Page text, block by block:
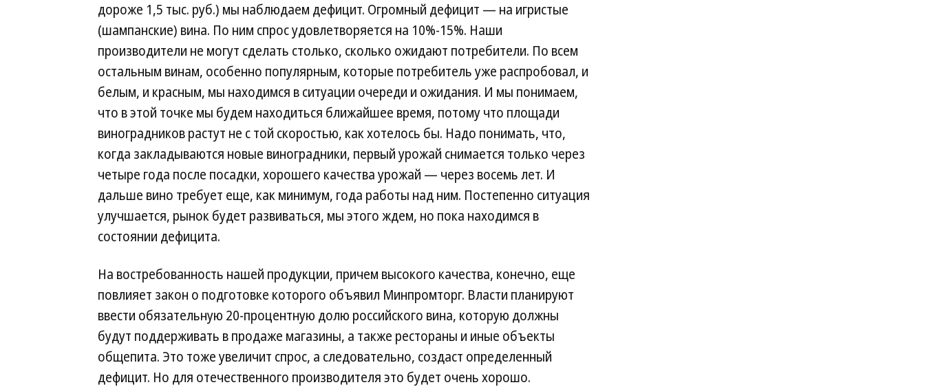
дороже 1,5 тыс. руб.) мы наблюдаем дефицит. Огромный дефицит — на игристые
(шампанские) вина. По ним спрос удовлетворяется на 10%-15%. Наши
производители не могут сделать столько, сколько ожидают потребители. По всем
остальным винам, особенно популярным, которые потребитель уже распробовал, и
белым, и красным, мы находимся в ситуации очереди и ожидания. И мы понимаем,
что в этой точке мы будем находиться ближайшее время, потому что площади
виноградников растут не с той скоростью, как хотелось бы. Надо понимать, что,
когда закладываются новые виноградники, первый урожай снимается только через
четыре года после посадки, хорошего качества урожай — через восемь лет. И
дальше вино требует еще, как минимум, года работы над ним. Постепенно ситуация
улучшается, рынок будет развиваться, мы этого ждем, но пока находимся в
состоянии дефицита.
На востребованность нашей продукции, причем высокого качества, конечно, еще
повлияет закон о подготовке которого объявил Минпромторг. Власти планируют
ввести обязательную 20-процентную долю российского вина, которую должны
будут поддерживать в продаже магазины, а также рестораны и иные объекты
общепита. Это тоже увеличит спрос, а следовательно, создаст определенный
дефицит. Но для отечественного производителя это будет очень хорошо.